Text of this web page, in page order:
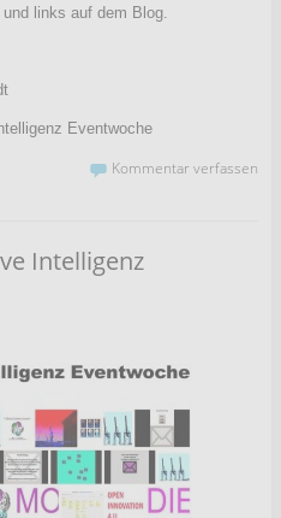
links auf dem Blog.
Eventwoche
Kommentar verfassen
Intelligenz